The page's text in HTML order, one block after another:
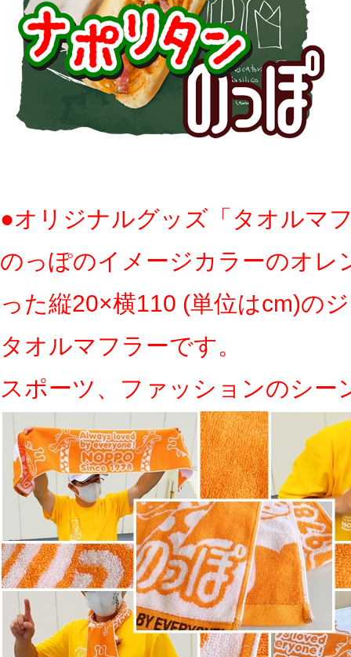
●オリジナルグッズ「タオルマ
のっぽのイメージカラーのオレ
った縦20×横110 (単位はcm)の
タオルマフラーです。
スポーツ、ファッションのシー